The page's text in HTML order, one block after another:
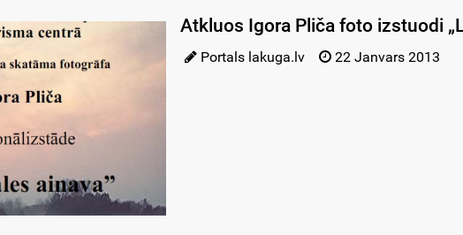
Atkluos Igora Pliča foto izstuodi
Portals lakuga.lv 22 Janvars 2013